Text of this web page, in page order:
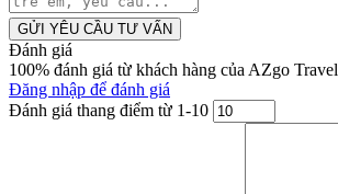
GỬI YÊU CẦU TƯ VẤN
Đánh giá
100% đánh giá từ khách hàng của AZgo Travel
Đăng nhập để đánh giá
Đánh giá thang điểm từ 1-10